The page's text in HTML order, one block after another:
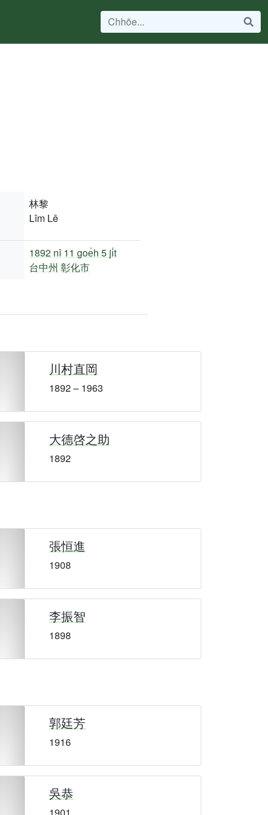
林黎
Lîm Lê
1892 nî 11 goe̍h 5 ji̍t
台中州 彰化市
川村直岡
1892 – 1963
大德啓之助
1892
張恒進
1908
李振智
1898
郭廷芳
1916
吳恭